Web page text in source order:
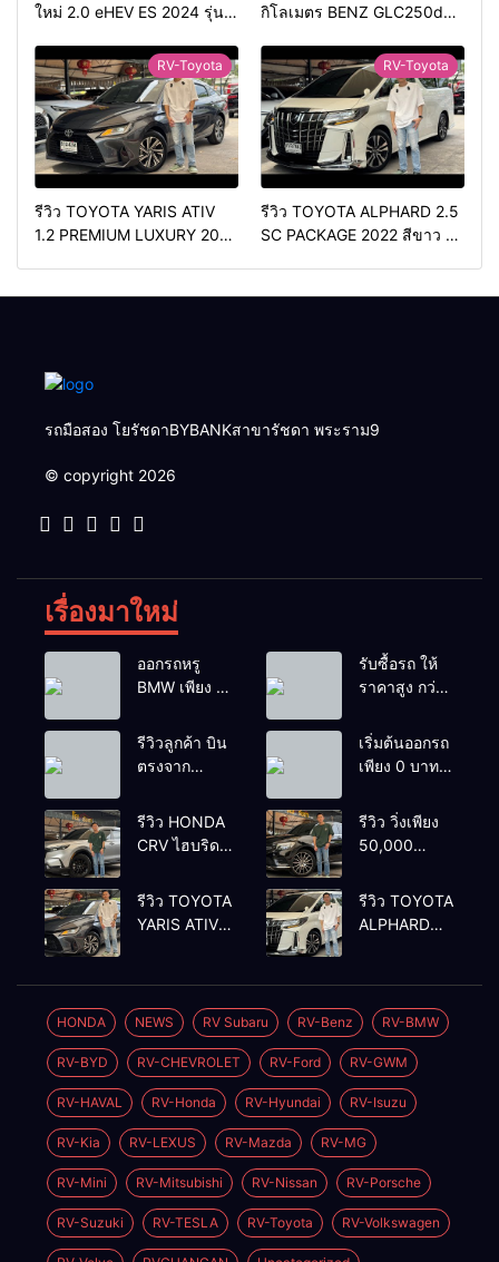
ใหม่ 2.0 eHEV ES 2024 รุ่น
วิ่ง3หมื่นกว่าโล
กิโลเมตร BENZ GLC250d
เดียว ดีเซล สวยหายาก ทรง
สปอร์ต
RV-Toyota
รีวิว TOYOTA YARIS ATIV
1.2 PREMIUM LUXURY 2024
RV-Toyota
รีวิว TOYOTA ALPHARD 2.5
SC PACKAGE 2022 สีขาว ท้อ
รถมือสอง โยรัชดาBYBANKสาขารัชดา พระราม9
© copyright 2026
เรื่องมาใหม่
ออกรถหรู
BMW เพียง 1
รับซื้อรถ ให้
ราคาสูง กว่า
ติดไฟแนนซ์ก็
รับซื้อ
รีวิวลูกค้า บิน
ตรงจาก
รถโยรัชดา
เริ่มต้นออกรถ
เพียง 0 บาท
รีวิว HONDA
CRV ไฮบริด
eHEV ES
2024 รุ่นรอง
วิ่ง3หมื่นกว่า
โล
รีวิว วิ่งเพียง
50,000
BENZ
GLC250d
เดียว ดีเซล
สวยหายาก
ทรง สปอร์ต
รีวิว TOYOTA
YARIS ATIV
ตัวท้อปสุ
ด✅ราคา
579,000
บาท🛣️วิ่งน้อย
เพียง 400 กม.
รีวิว TOYOTA
ALPHARD
ท้อป
เบนซิน✅ราคา
2,050,000
บาท🛣️วิ่งน้อย
เพียง 70,000
กม.
HONDA NEWS RV Subaru RV-Benz RV-BMW
RV-BYD RV-CHEVROLET RV-Ford RV-GWM
RV-HAVAL RV-Honda RV-Hyundai RV-Isuzu
RV-Kia RV-LEXUS RV-Mazda RV-MG
RV-Mini RV-Mitsubishi RV-Nissan RV-Porsche
RV-Suzuki RV-TESLA RV-Toyota RV-Volkswagen